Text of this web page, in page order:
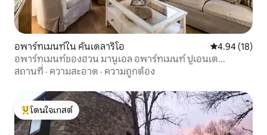
อพาร์ทเมนท์ใน คันเดลาริโอ คะแนนเฉลี่ย
4.94 (18)
อพาร์ทเมนท์ของฮวน มานูเอล อพาร์ทเมนท์ ปูเอนเต...
สถานที่ · ความสะอาด · ความถูกต้อง
โดนใจเกสต์ที่สุด
โดนใจเกสต์